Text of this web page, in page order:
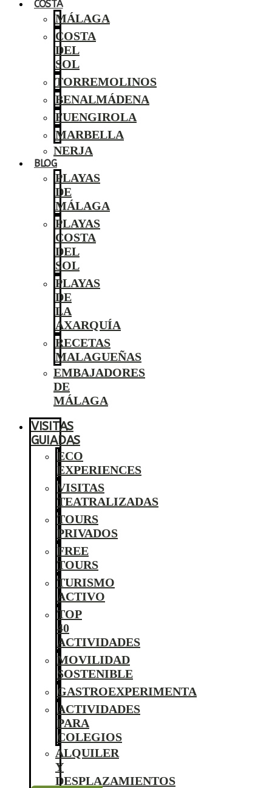
COSTA
MÁLAGA
COSTA
DEL
SOL
TORREMOLINOS
BENALMÁDENA
FUENGIROLA
MARBELLA
NERJA
BLOG
PLAYAS
DE
MÁLAGA
PLAYAS
COSTA
DEL
SOL
PLAYAS
DE
LA
AXARQUÍA
RECETAS
MALAGUEÑAS
EMBAJADORES
DE
MÁLAGA
VISITAS
GUIADAS
ECO
EXPERIENCES
VISITAS
TEATRALIZADAS
TOURS
PRIVADOS
FREE
TOURS
TURISMO
ACTIVO
TOP
40
ACTIVIDADES
MOVILIDAD
SOSTENIBLE
GASTROEXPERIMENTA
ACTIVIDADES
PARA
COLEGIOS
ALQUILER
Y
DESPLAZAMIENTOS